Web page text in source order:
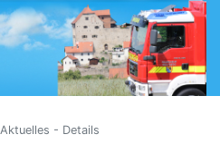
Aktuelles - Details